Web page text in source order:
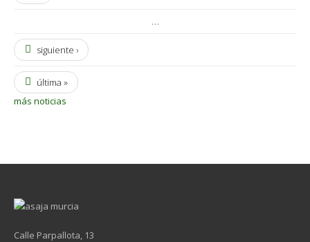
…
siguiente ›
última »
más noticias
Calle Parpallota, 13